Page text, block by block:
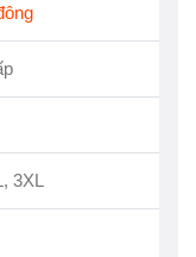
3XL